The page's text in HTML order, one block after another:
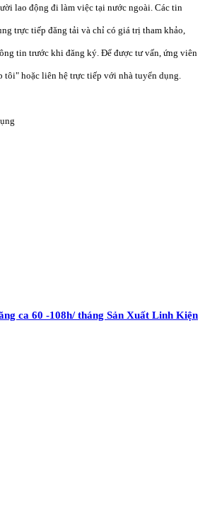
lao động đi làm việc tại nước ngoài. Các tin
trực tiếp đăng tải và chỉ có giá trị tham khảo,
tin trước khi đăng ký. Để được tư vấn, ứng viên
tôi" hoặc liên hệ trực tiếp với nhà tuyển dụng.
ca 60 -108h/ tháng Sản Xuất Linh Kiện